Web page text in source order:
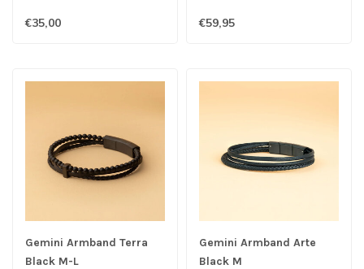
€35,00 €59,95
Gemini Armband Terra
Black M-L
Gemini Armband Arte
Black M